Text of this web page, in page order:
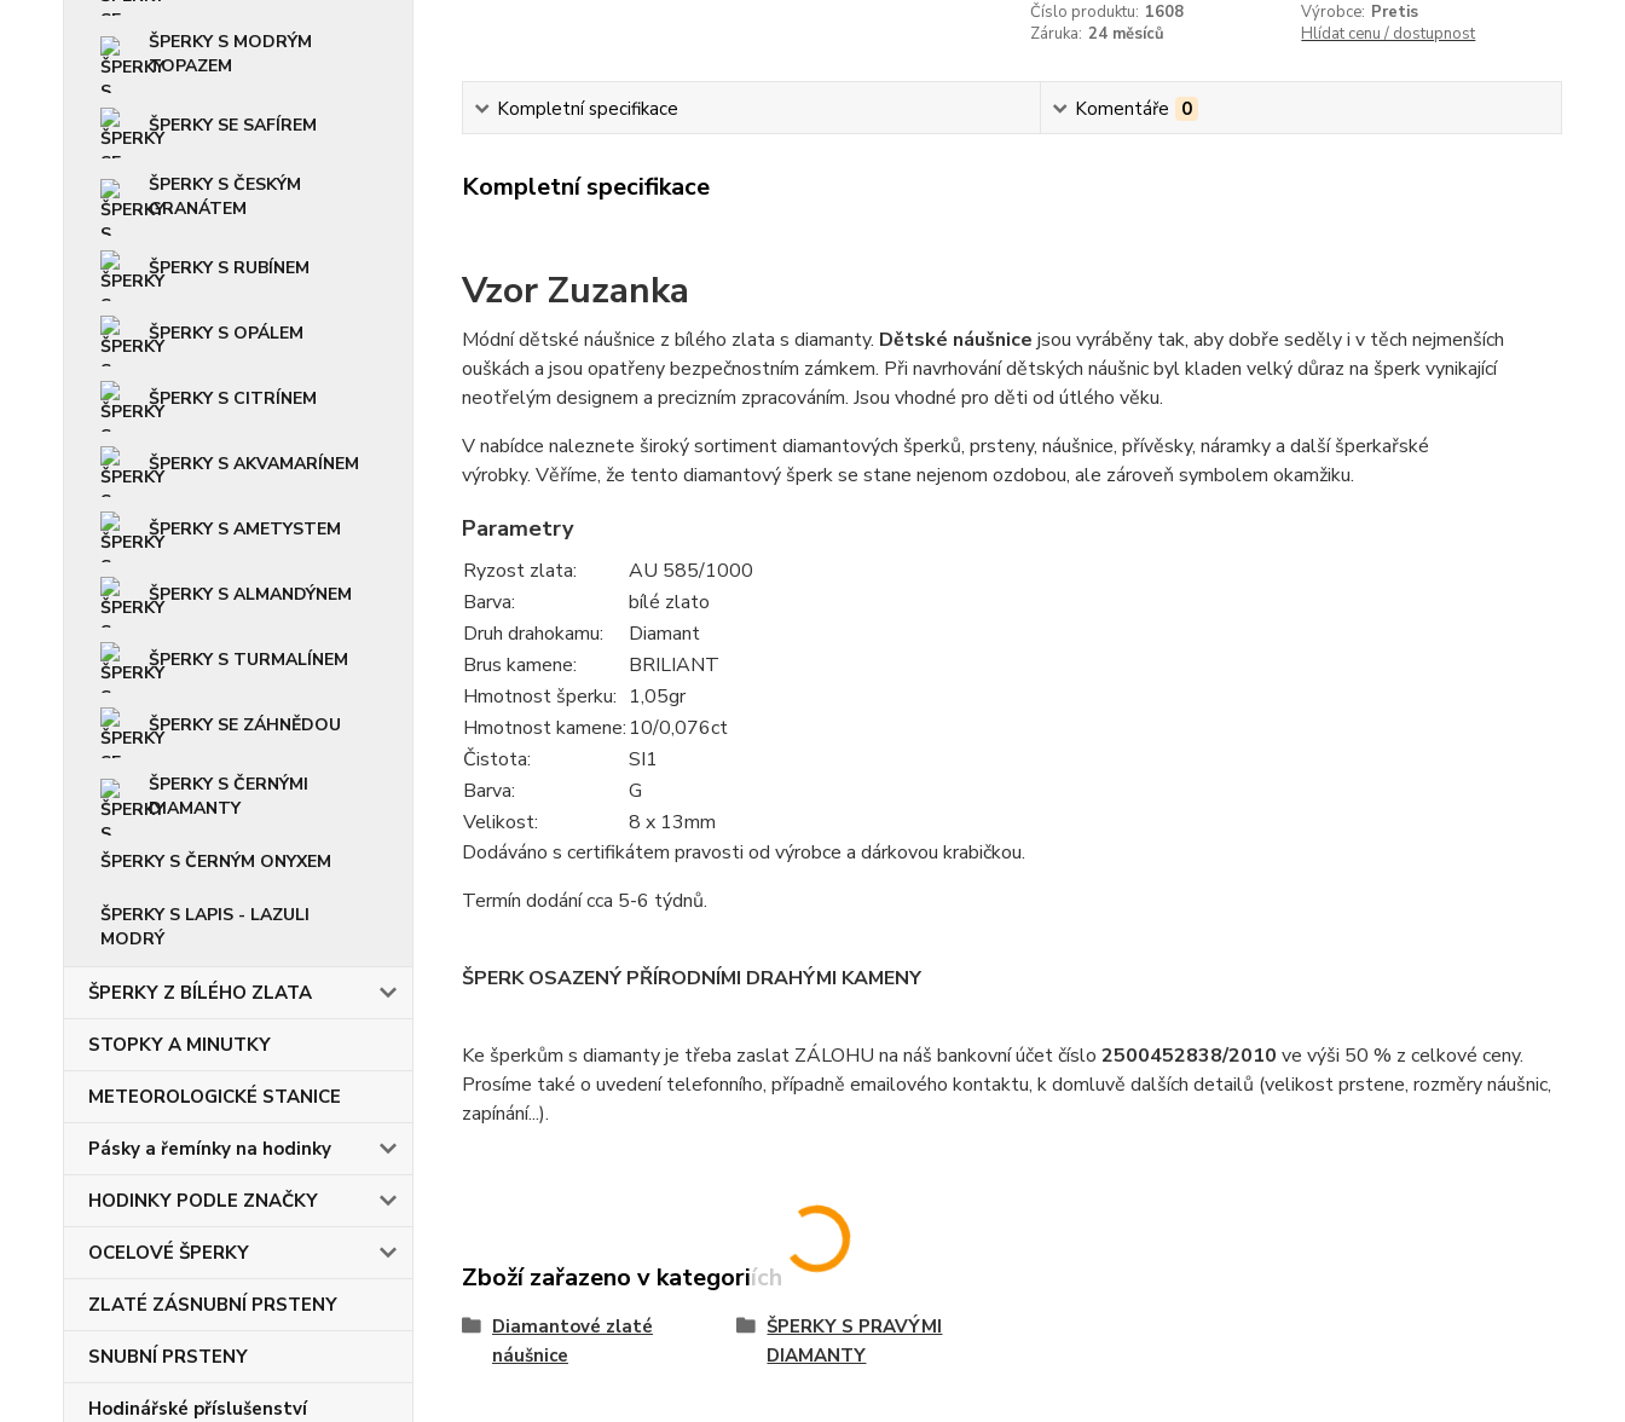
ŠPERKY S MODRÝM
TOPAZEM
ŠPERKY SE SAFÍREM
ŠPERKY S ČESKÝM
GRANÁTEM
ŠPERKY S RUBÍNEM
ŠPERKY S OPÁLEM
ŠPERKY S CITRÍNEM
ŠPERKY S AKVAMARÍNEM
ŠPERKY S AMETYSTEM
ŠPERKY S ALMANDÝNEM
ŠPERKY S TURMALÍNEM
ŠPERKY SE ZÁHNĚDOU
ŠPERKY S ČERNÝMI
DIAMANTY
ŠPERKY S ČERNÝM ONYXEM
ŠPERKY S LAPIS - LAZULI
MODRÝ
ŠPERKY Z BÍLÉHO ZLATA
STOPKY A MINUTKY
METEOROLOGICKÉ STANICE
Pásky a řemínky na hodinky
HODINKY PODLE ZNAČKY
OCELOVÉ ŠPERKY
ZLATÉ ZÁSNUBNÍ PRSTENY
SNUBNÍ PRSTENY
Hodinářské příslušenství
Číslo produktu: 1608 Výrobce: Pretis
Záruka: 24 měsíců Hlídat cenu / dostupnost
Kompletní specifikace Komentáře 0
Kompletní specifikace
Vzor Zuzanka
Módní dětské náušnice z bílého zlata s diamanty. Dětské náušnice jsou vyráběny tak, aby dobře seděly i v těch nejmenších
ouškách a jsou opatřeny bezpečnostním zámkem. Při navrhování dětských náušnic byl kladen velký důraz na šperk vynikající
neotřelým designem a precizním zpracováním. Jsou vhodné pro děti od útlého věku.
V nabídce naleznete široký sortiment diamantových šperků, prsteny, náušnice, přívěsky, náramky a další šperkařské
výrobky. Věříme, že tento diamantový šperk se stane nejenom ozdobou, ale zároveň symbolem okamžiku.
Parametry
Ryzost zlata:
AU 585/1000
Barva:
bílé zlato
Druh drahokamu:
Diamant
Brus kamene:
BRILIANT
Hmotnost šperku: 1,05gr
Hmotnost kamene: 10/0,076ct
Čistota:
SI1
Barva:
G
Velikost:
8 x 13mm
Dodáváno s certifikátem pravosti od výrobce a dárkovou krabičkou.
Termín dodání cca 5-6 týdnů.
ŠPERK OSAZENÝ PŘÍRODNÍMI DRAHÝMI KAMENY
Ke šperkům s diamanty je třeba zaslat ZÁLOHU na náš bankovní účet číslo 2500452838/2010 ve výši 50 % z celkové ceny.
Prosíme také o uvedení telefonního, případně emailového kontaktu, k domluvě dalších detailů (velikost prstene, rozměry náušnic,
zapínání...).
Zboží zařazeno v kategoriích
Diamantové zlaté
náušnice
ŠPERKY S PRAVÝMI
DIAMANTY